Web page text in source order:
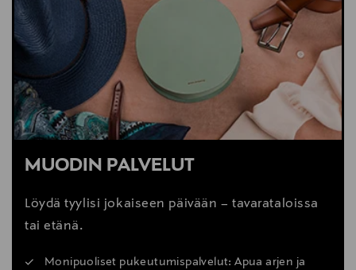
MUODIN PALVELUT
Löydä tyylisi jokaiseen päivään – tavarataloissa
tai etänä.
Monipuoliset pukeutumispalvelut: Apua arjen ja